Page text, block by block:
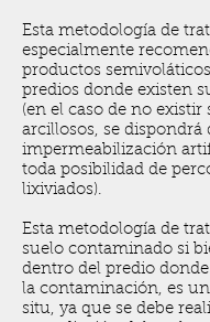
Esta metodología de
especialmente
productos
predios donde existen
(en el caso de no existir
arcillosos, se dispondrá
impermeabilización
toda posibilidad de
lixiviados).
Esta metodología de
suelo contaminado si
dentro del predio
la contaminación, es
situ, ya que se debe